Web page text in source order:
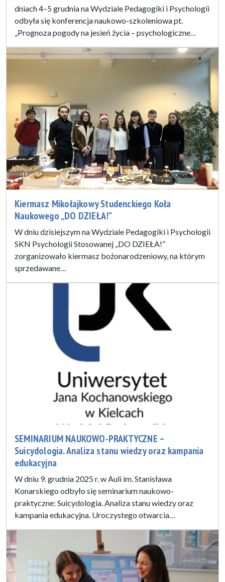
dniach 4–5 grudnia na Wydziale Pedagogiki i Psychologii
odbyła się konferencja naukowo-szkoleniowa pt.
„Prognoza pogody na jesień życia – psychologiczne…
Kiermasz Mikołajkowy Studenckiego Koła
Naukowego „DO DZIEŁA!”
W dniu dzisiejszym na Wydziale Pedagogiki i Psychologii
SKN Psychologii Stosowanej „DO DZIEŁA!”
zorganizowało kiermasz bożonarodzeniowy, na którym
sprzedawane…
SEMINARIUM NAUKOWO-PRAKTYCZNE –
Suicydologia. Analiza stanu wiedzy oraz kampania
edukacyjna
W dniu 9. grudnia 2025 r. w Auli im. Stanisława
Konarskiego odbyło się seminarium naukowo-
praktyczne: Suicydologia. Analiza stanu wiedzy oraz
kampania edukacyjna. Uroczystego otwarcia…